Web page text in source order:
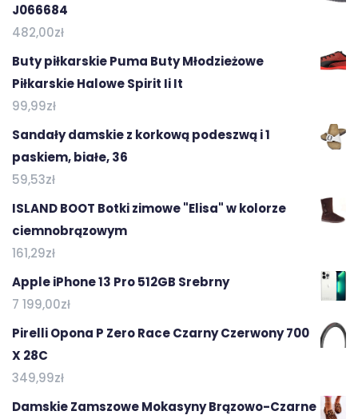
J066684
482,00zł
Buty piłkarskie Puma Buty Młodzieżowe
Piłkarskie Halowe Spirit Ii It
99,99zł
Sandały damskie z korkową podeszwą i 1
paskiem, białe, 36
59,53zł
ISLAND BOOT Botki zimowe "Elisa" w kolorze
ciemnobrązowym
161,29zł
Apple iPhone 13 Pro 512GB Srebrny
7 199,00zł
Pirelli Opona P Zero Race Czarny Czerwony 700
X 28C
349,99zł
Damskie Zamszowe Mokasyny Brązowo-Czarne